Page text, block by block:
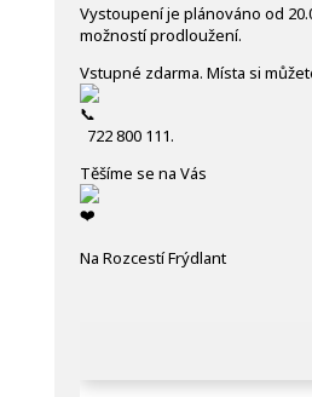
Vystoupení je plánováno od
možností prodloužení.
Vstupné zdarma. Místa si
722 800 111.
Těšíme se na Vás
Na Rozcestí Frýdlant